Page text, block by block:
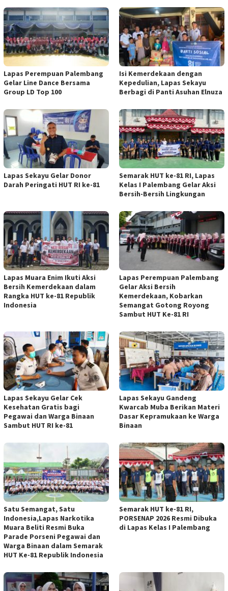
Lapas Perempuan Palembang
Gelar Line Dance Bersama
Group LD Top 100
Isi Kemerdekaan dengan
Kepedulian, Lapas Sekayu
Berbagi di Panti Asuhan Elnuza
Lapas Sekayu Gelar Donor
Darah Peringati HUT RI ke-81
Semarak HUT ke-81 RI, Lapas
Kelas I Palembang Gelar Aksi
Bersih-Bersih Lingkungan
Lapas Muara Enim Ikuti Aksi
Bersih Kemerdekaan dalam
Rangka HUT ke-81 Republik
Indonesia
Lapas Perempuan Palembang
Gelar Aksi Bersih
Kemerdekaan, Kobarkan
Semangat Gotong Royong
Sambut HUT Ke-81 RI
Lapas Sekayu Gelar Cek
Kesehatan Gratis bagi
Pegawai dan Warga Binaan
Sambut HUT RI ke-81
Lapas Sekayu Gandeng
Kwarcab Muba Berikan Materi
Dasar Kepramukaan ke Warga
Binaan
Satu Semangat, Satu
Indonesia,Lapas Narkotika
Muara Beliti Resmi Buka
Parade Porseni Pegawai dan
Warga Binaan dalam Semarak
HUT Ke-81 Republik Indonesia
Semarak HUT ke-81 RI,
PORSENAP 2026 Resmi Dibuka
di Lapas Kelas I Palembang